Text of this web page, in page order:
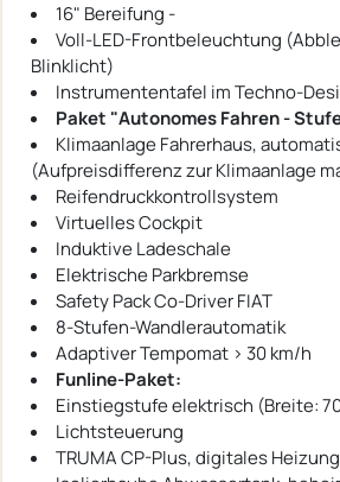
16" Bereifung -
Voll-LED-Frontbeleuchtung
Blinklicht)
Instrumententafel im Techno-
Paket "Autonomes Fahren -
Klimaanlage Fahrerhaus,
(Aufpreisdifferenz zur Klimaanlage
Reifendruckkontrollsystem
Virtuelles Cockpit
Induktive Ladeschale
Elektrische Parkbremse
Safety Pack Co-Driver FIAT
8-Stufen-Wandlerautomatik
Adaptiver Tempomat > 30 km/h
Funline-Paket:
Einstiegstufe elektrisch (Breite:
Lichtsteuerung
TRUMA CP-Plus, digitales